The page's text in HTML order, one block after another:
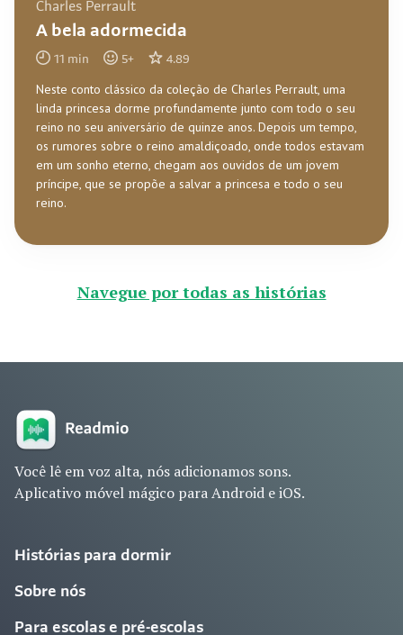
Charles Perrault
A bela adormecida
11 min 5+ 4.89
Neste conto clássico da coleção de Charles Perrault, uma
linda princesa dorme profundamente junto com todo o seu
reino no seu aniversário de quinze anos. Depois um tempo,
os rumores sobre o reino amaldiçoado, onde todos estavam
em um sonho eterno, chegam aos ouvidos de um jovem
príncipe, que se propõe a salvar a princesa e todo o seu
reino.
Navegue por todas as histórias
Você lê em voz alta, nós adicionamos sons.
Aplicativo móvel mágico para Android e iOS.
Histórias para dormir
Sobre nós
Para escolas e pré-escolas